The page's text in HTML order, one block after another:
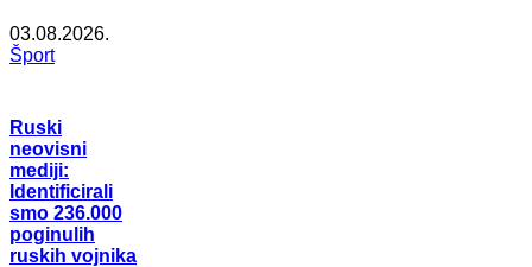
03.08.2026.
Šport
Ruski
neovisni
mediji:
Identificirali
smo 236.000
poginulih
ruskih vojnika